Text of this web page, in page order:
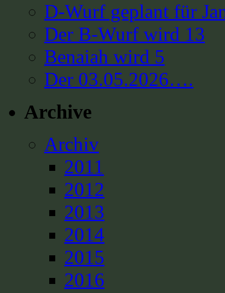
D-Wurf geplant für
Der B-Wurf wird 13
Benaiah wird 5
Der 03.05.2026….
Archive
Archiv
2011
2012
2013
2014
2015
2016